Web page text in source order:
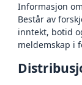
Informasjon
Består av
inntekt, botid
meldemskap i